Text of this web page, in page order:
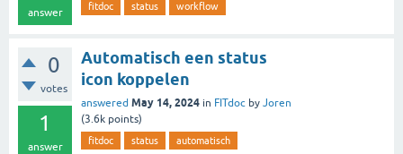
answer fitdoc status workflow
0
votes
1
answer
Automatisch een status
icon koppelen
answered May 14, 2024 in FITdoc by Joren
(3.6k points)
fitdoc status automatisch